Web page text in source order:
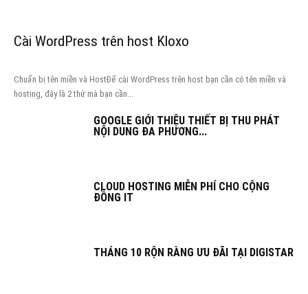
Cài WordPress trên host Kloxo
Chuẩn bị tên miền và HostĐể cài WordPress trên host bạn cần có tên miền và
hosting, đây là 2 thứ mà bạn cần...
GOOGLE GIỚI THIỆU THIẾT BỊ THU PHÁT
NỘI DUNG ĐA PHƯƠNG...
CLOUD HOSTING MIỄN PHÍ CHO CỘNG
ĐỒNG IT
THÁNG 10 RỘN RÀNG ƯU ĐÃI TẠI DIGISTAR